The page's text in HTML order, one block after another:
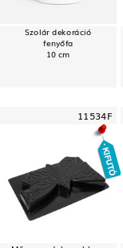
Szolár dekoráció
fenyőfa
10 cm
11534F